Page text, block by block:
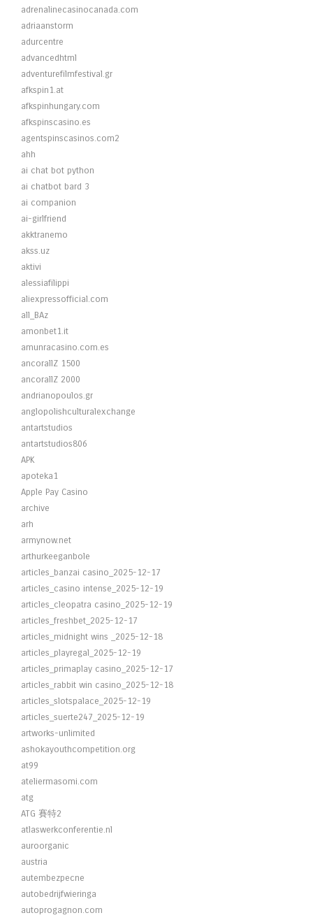
adrenalinecasinocanada.com
adriaanstorm
adurcentre
advancedhtml
adventurefilmfestival.gr
afkspin1.at
afkspinhungary.com
afkspinscasino.es
agentspinscasinos.com2
ahh
ai chat bot python
ai chatbot bard 3
ai companion
ai-girlfriend
akktranemo
akss.uz
aktivi
alessiafilippi
aliexpressofficial.com
all_BAz
amonbet1.it
amunracasino.com.es
ancorallZ 1500
ancorallZ 2000
andrianopoulos.gr
anglopolishculturalexchange
antartstudios
antartstudios806
APK
apoteka1
Apple Pay Casino
archive
arh
armynow.net
arthurkeeganbole
articles_banzai casino_2025-12-17
articles_casino intense_2025-12-19
articles_cleopatra casino_2025-12-19
articles_freshbet_2025-12-17
articles_midnight wins _2025-12-18
articles_playregal_2025-12-19
articles_primaplay casino_2025-12-17
articles_rabbit win casino_2025-12-18
articles_slotspalace_2025-12-19
articles_suerte247_2025-12-19
artworks-unlimited
ashokayouthcompetition.org
at99
ateliermasomi.com
atg
ATG 賽特2
atlaswerkconferentie.nl
auroorganic
austria
autembezpecne
autobedrijfwieringa
autoprogagnon.com